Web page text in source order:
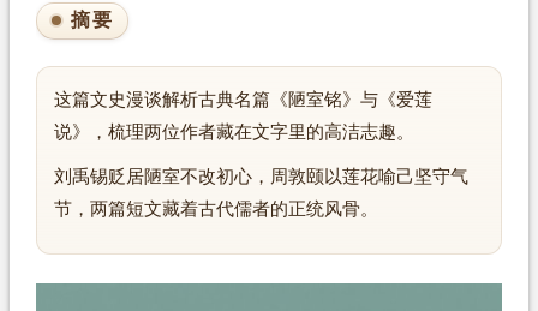
摘要
这篇文史漫谈解析古典名篇《陋室铭》与《爱莲
说》，梳理两位作者藏在文字里的高洁志趣。
刘禹锡贬居陋室不改初心，周敦颐以莲花喻己坚守气
节，两篇短文藏着古代儒者的正统风骨。